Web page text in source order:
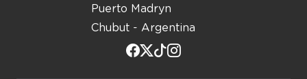
Puerto Madryn
Chubut - Argentina